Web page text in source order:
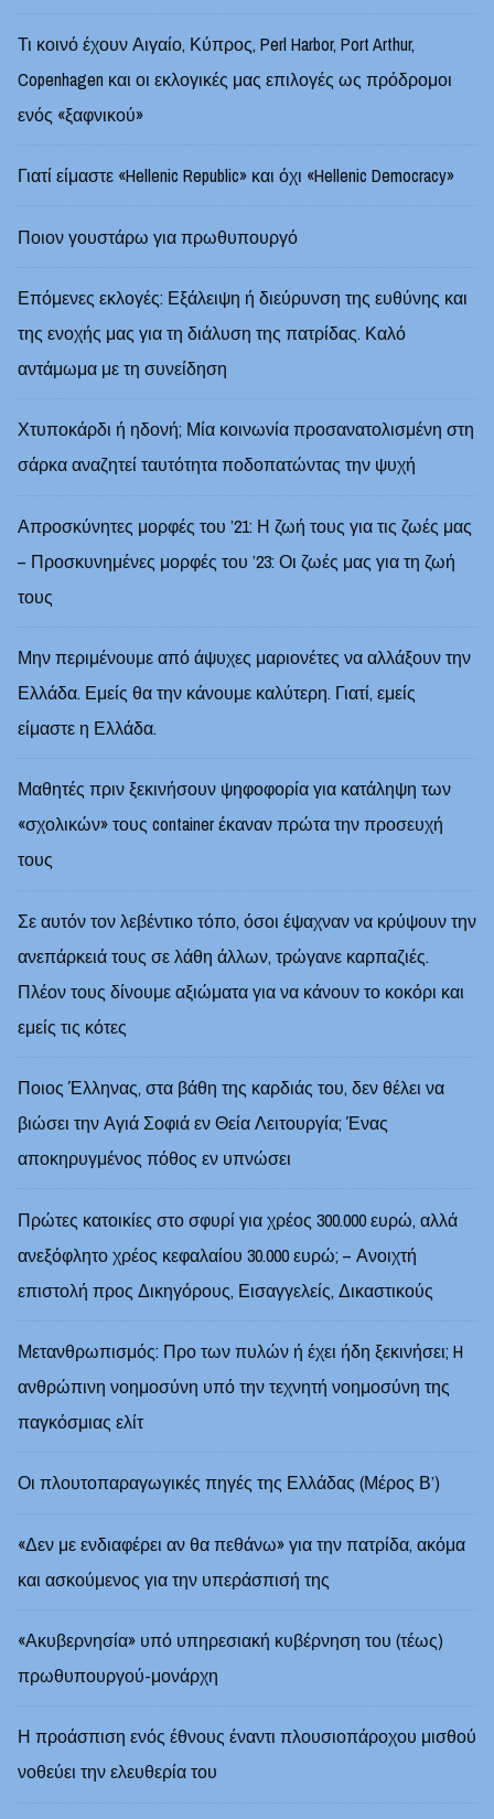
Τι κοινό έχουν Αιγαίο, Κύπρος, Perl Harbor, Port Arthur,
Copenhagen και οι εκλογικές μας επιλογές ως πρόδρομοι
ενός «ξαφνικού»
Γιατί είμαστε «Hellenic Republic» και όχι «Hellenic Democracy»
Ποιον γουστάρω για πρωθυπουργό
Επόμενες εκλογές: Εξάλειψη ή διεύρυνση της ευθύνης και
της ενοχής μας για τη διάλυση της πατρίδας. Καλό
αντάμωμα με τη συνείδηση
Χτυποκάρδι ή ηδονή; Μία κοινωνία προσανατολισμένη στη
σάρκα αναζητεί ταυτότητα ποδοπατώντας την ψυχή
Απροσκύνητες μορφές του ’21: Η ζωή τους για τις ζωές μας
– Προσκυνημένες μορφές του ’23: Οι ζωές μας για τη ζωή
τους
Μην περιμένουμε από άψυχες μαριονέτες να αλλάξουν την
Ελλάδα. Εμείς θα την κάνουμε καλύτερη. Γιατί, εμείς
είμαστε η Ελλάδα.
Μαθητές πριν ξεκινήσουν ψηφοφορία για κατάληψη των
«σχολικών» τους container έκαναν πρώτα την προσευχή
τους
Σε αυτόν τον λεβέντικο τόπο, όσοι έψαχναν να κρύψουν την
ανεπάρκειά τους σε λάθη άλλων, τρώγανε καρπαζιές.
Πλέον τους δίνουμε αξιώματα για να κάνουν το κοκόρι και
εμείς τις κότες
Ποιος Έλληνας, στα βάθη της καρδιάς του, δεν θέλει να
βιώσει την Αγιά Σοφιά εν Θεία Λειτουργία; Ένας
αποκηρυγμένος πόθος εν υπνώσει
Πρώτες κατοικίες στο σφυρί για χρέος 300.000 ευρώ, αλλά
ανεξόφλητο χρέος κεφαλαίου 30.000 ευρώ; – Ανοιχτή
επιστολή προς Δικηγόρους, Εισαγγελείς, Δικαστικούς
Μετανθρωπισμός: Προ των πυλών ή έχει ήδη ξεκινήσει; H
ανθρώπινη νοημοσύνη υπό την τεχνητή νοημοσύνη της
παγκόσμιας ελίτ
Οι πλουτοπαραγωγικές πηγές της Ελλάδας (Μέρος Β’)
«Δεν με ενδιαφέρει αν θα πεθάνω» για την πατρίδα, ακόμα
και ασκούμενος για την υπεράσπισή της
«Ακυβερνησία» υπό υπηρεσιακή κυβέρνηση του (τέως)
πρωθυπουργού-μονάρχη
Η προάσπιση ενός έθνους έναντι πλουσιοπάροχου μισθού
νοθεύει την ελευθερία του